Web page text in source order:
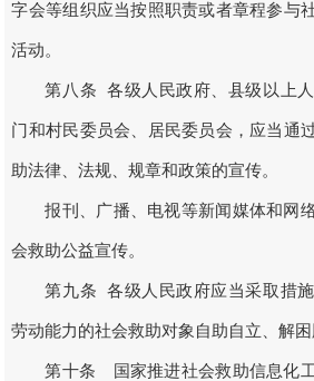
字会等组织应当按照职责或者章程参与
活动。
第八条 各级人民政府、县级以上
门和村民委员会、居民委员会，应当通
助法律、法规、规章和政策的宣传。
报刊、广播、电视等新闻媒体和网
会救助公益宣传。
第九条 各级人民政府应当采取措
劳动能力的社会救助对象自助自立、解困
第十条 国家推进社会救助信息化